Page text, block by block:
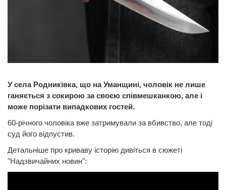
У села Родниківка, що на Уманщині, чоловік не лише
ганяється з сокирою за своєю співмешканкою, але і
може порізати випадкових гостей.
60-річного чоловіка вже затримували за вбивство, але тоді
суд його відпустив.
Детальніше про криваву історію дивіться в сюжеті
"Надзвичайних новин":